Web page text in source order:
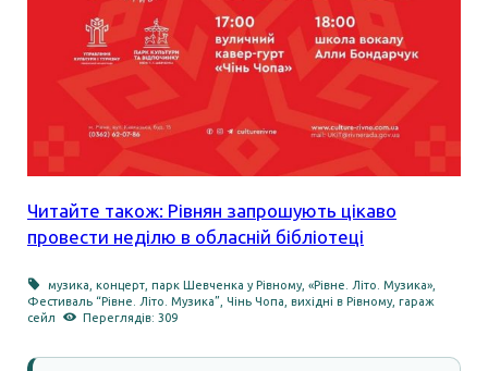
Читайте також: Рівнян запрошують цікаво
провести неділю в обласній бібліотеці
музика ,концерт ,парк Шевченка у Рівному,«Рівне. Літо. Музика»
Фестиваль “Рівне. Літо. Музика” Чінь Чопа вихідні в Рівному, гараж
сейл
Переглядів: 309